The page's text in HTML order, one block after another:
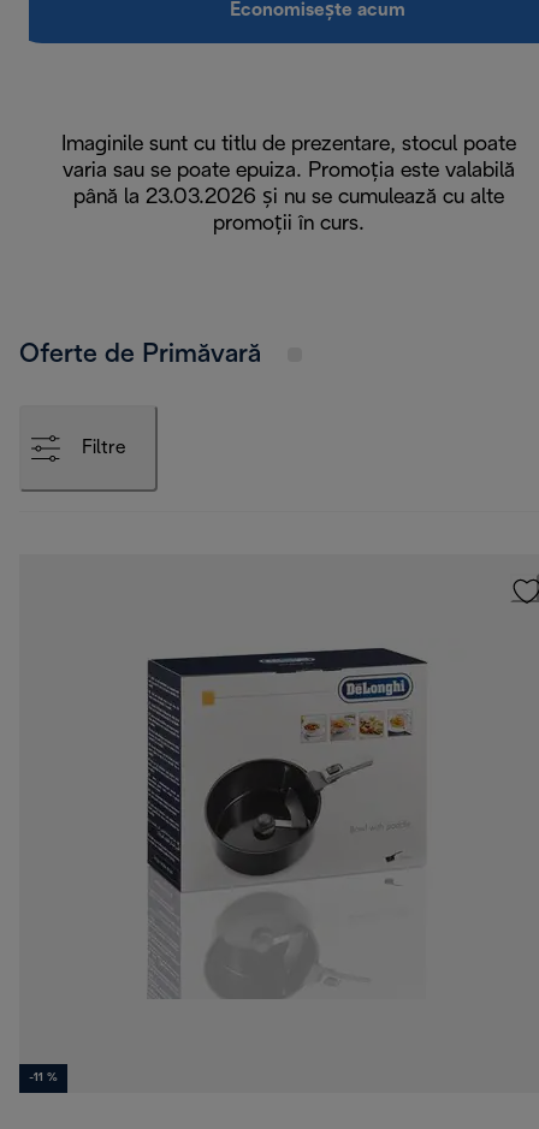
Economisește acum
Imaginile sunt cu titlu de prezentare, stocul poate
varia sau se poate epuiza. Promoția este valabilă
până la 23.03.2026 și nu se cumulează cu alte
promoții în curs.
Oferte de Primăvară
Filtre
-11 %